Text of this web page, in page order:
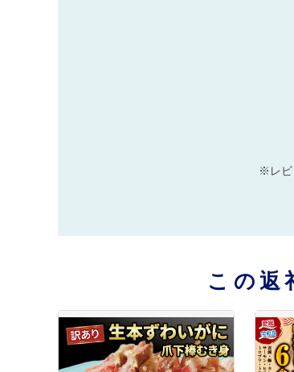
※レビ
この返